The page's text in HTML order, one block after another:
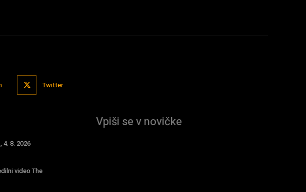
Twitter
4. 8. 2026
video The
Vpiši se v novičke